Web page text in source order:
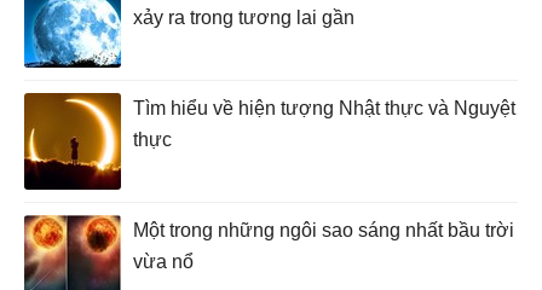
xảy ra trong tương lai gần
Tìm hiểu về hiện tượng Nhật thực và Nguyệt
thực
Một trong những ngôi sao sáng nhất bầu trời
vừa nổ